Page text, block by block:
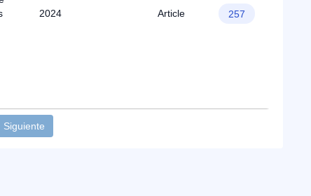
2024 Article 257
Siguiente